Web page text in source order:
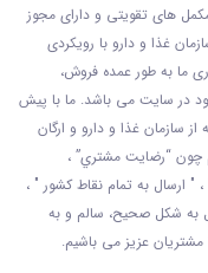
های تقویتی و دارای مجوز
غذا و دارو با رويکردی
ما به طور عمده فروش،
در سایت می باشد. ما با پيش
سازمان غذا و دارو و ارگان
چون “رضايت مشتري” ،
به تمام نقاط کشور " ،
به شکل صحيح، سالم و به
عزیز می باشيم.